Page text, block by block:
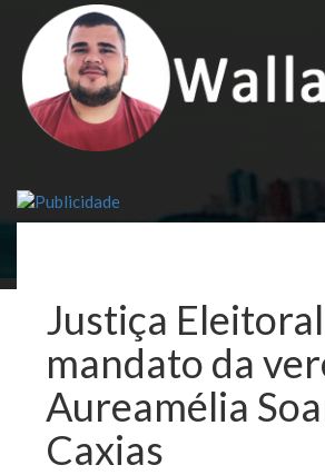
content
Justiça
mandato da
Aureamélia
Caxias